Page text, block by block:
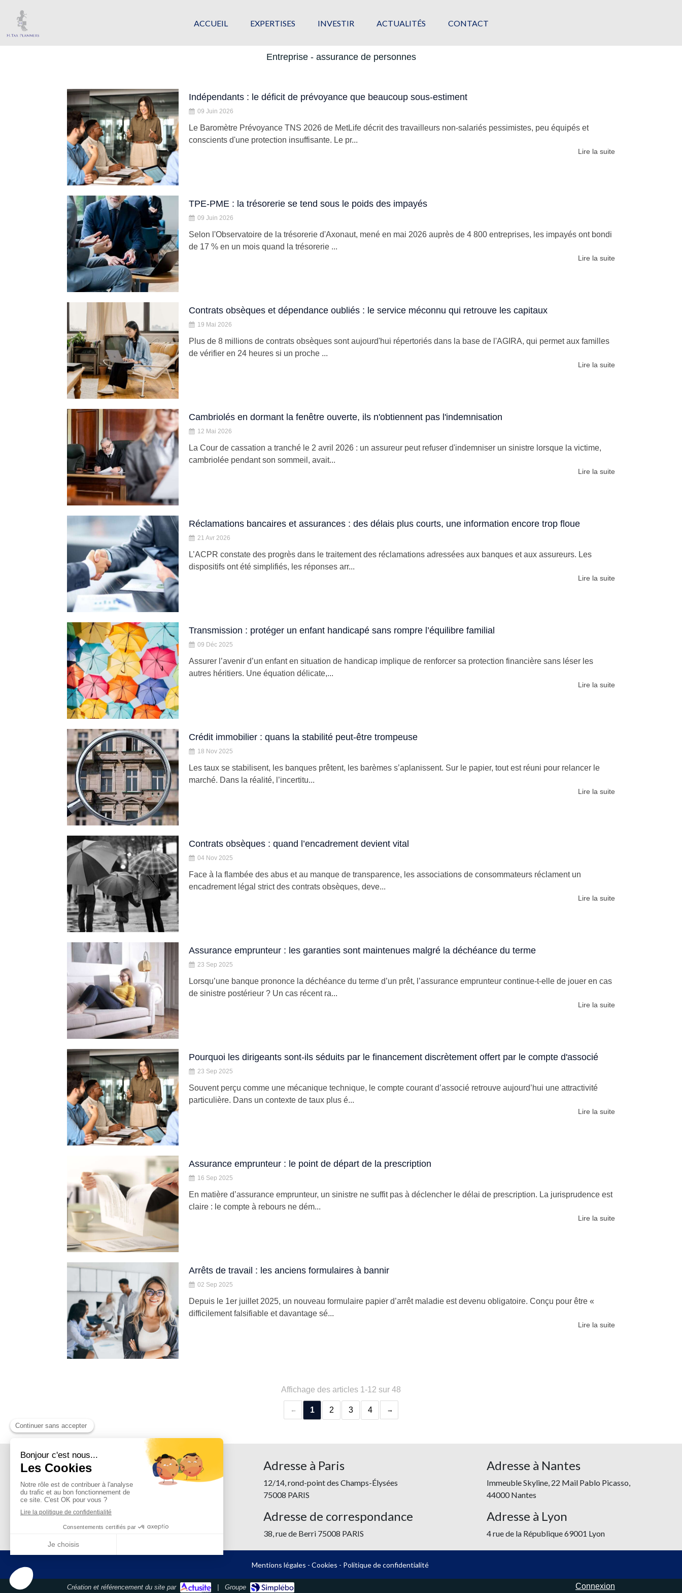
ACCUEIL EXPERTISES INVESTIR ACTUALITÉS CONTACT
Entreprise - assurance de personnes
Indépendants : le déficit de prévoyance que beaucoup sous-estiment
09 Juin 2026
Le Baromètre Prévoyance TNS 2026 de MetLife décrit des travailleurs non-salariés pessimistes, peu équipés et
conscients d'une protection insuffisante. Le pr...
Lire la suite
TPE-PME : la trésorerie se tend sous le poids des impayés
09 Juin 2026
Selon l'Observatoire de la trésorerie d'Axonaut, mené en mai 2026 auprès de 4 800 entreprises, les impayés ont bondi
de 17 % en un mois quand la trésorerie ...
Lire la suite
Contrats obsèques et dépendance oubliés : le service méconnu qui retrouve les capitaux
19 Mai 2026
Plus de 8 millions de contrats obsèques sont aujourd'hui répertoriés dans la base de l'AGIRA, qui permet aux familles
de vérifier en 24 heures si un proche ...
Lire la suite
Cambriolés en dormant la fenêtre ouverte, ils n'obtiennent pas l'indemnisation
12 Mai 2026
La Cour de cassation a tranché le 2 avril 2026 : un assureur peut refuser d'indemniser un sinistre lorsque la victime,
cambriolée pendant son sommeil, avait...
Lire la suite
Réclamations bancaires et assurances : des délais plus courts, une information encore trop floue
21 Avr 2026
L’ACPR constate des progrès dans le traitement des réclamations adressées aux banques et aux assureurs. Les
dispositifs ont été simplifiés, les réponses arr...
Lire la suite
Transmission : protéger un enfant handicapé sans rompre l’équilibre familial
09 Déc 2025
Assurer l’avenir d’un enfant en situation de handicap implique de renforcer sa protection financière sans léser les
autres héritiers. Une équation délicate,...
Lire la suite
Crédit immobilier : quans la stabilité peut-être trompeuse
18 Nov 2025
Les taux se stabilisent, les banques prêtent, les barèmes s’aplanissent. Sur le papier, tout est réuni pour relancer le
marché. Dans la réalité, l’incertitu...
Lire la suite
Contrats obsèques : quand l’encadrement devient vital
04 Nov 2025
Face à la flambée des abus et au manque de transparence, les associations de consommateurs réclament un
encadrement légal strict des contrats obsèques, deve...
Lire la suite
Assurance emprunteur : les garanties sont maintenues malgré la déchéance du terme
23 Sep 2025
Lorsqu’une banque prononce la déchéance du terme d’un prêt, l’assurance emprunteur continue-t-elle de jouer en cas
de sinistre postérieur ? Un cas récent ra...
Lire la suite
Pourquoi les dirigeants sont-ils séduits par le financement discrètement offert par le compte d'associé
23 Sep 2025
Souvent perçu comme une mécanique technique, le compte courant d’associé retrouve aujourd’hui une attractivité
particulière. Dans un contexte de taux plus é...
Lire la suite
Assurance emprunteur : le point de départ de la prescription
16 Sep 2025
En matière d’assurance emprunteur, un sinistre ne suffit pas à déclencher le délai de prescription. La jurisprudence est
claire : le compte à rebours ne dém...
Lire la suite
Arrêts de travail : les anciens formulaires à bannir
02 Sep 2025
Depuis le 1er juillet 2025, un nouveau formulaire papier d’arrêt maladie est devenu obligatoire. Conçu pour être «
difficilement falsifiable et davantage sé...
Lire la suite
Affichage des articles 1-12 sur 48
1 2 3 4
Adresse à Paris
12/14, rond-point des Champs-Élysées
75008 PARIS
Adresse de correspondance
38, rue de Berri 75008 PARIS
Adresse à Nantes
Immeuble Skyline, 22 Mail Pablo Picasso,
44000 Nantes
Adresse à Lyon
4 rue de la République 69001 Lyon
Mentions légales - Cookies - Politique de confidentialité
Création et référencement du site par Groupe Connexion